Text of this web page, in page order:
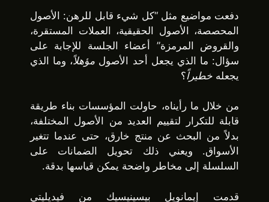
دفعت مواضيع مثل “كل شيء قابل للرهن: الأصول
المحصصة، الأصول الحقيقية، العملات المستقرة،
والقروض المرمزة” أعضاء الجلسة للإجابة على
سؤال: ما الذي يجعل أحد الأصول مؤهلاً، وما الذي
يجعله خطيراً؟
من خلال ما رأيناه، حاولت المؤسسات بناء طريقة
قابلة للتكرار لتقييم العديد من الأصول المختلفة،
بدلاً من البحث عن منتج خارق، حتى عندما تتغير
الأسواق. ويعني ذلك تحويل الضمانات على
السلسلة إلى مخاطر واضحة يمكن قياسها بدقة.
قدمت إيمانويل بيسينيسيك من فيديليتي